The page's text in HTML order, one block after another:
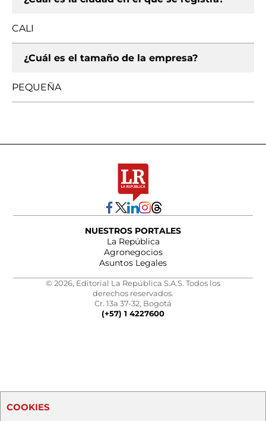
CALI
¿Cuál es el tamaño de la empresa?
PEQUEÑA
NUESTROS PORTALES
La República
Agronegocios
Asuntos Legales
© 2026, Editorial La República S.A.S. Todos los
derechos reservados.
Cr. 13a 37-32, Bogotá
(+57) 1 4227600
COOKIES